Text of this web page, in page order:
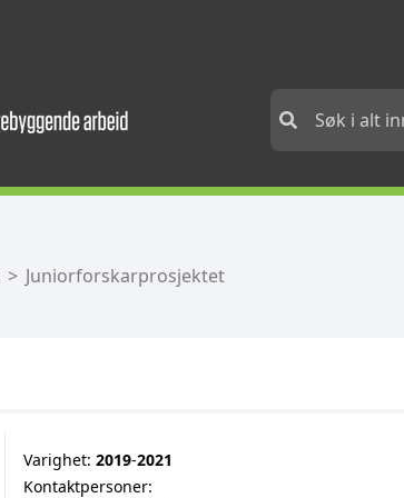
Juniorforskarprosjektet
Varighet: 2019‐2021
Kontaktpersoner: